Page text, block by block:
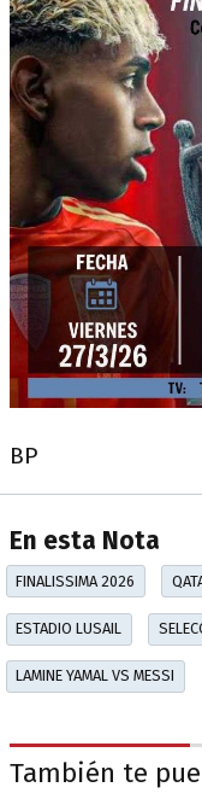
BP
En esta Nota
FINALISSIMA 2026
ESTADIO LUSAIL
LAMINE YAMAL VS MESSI
También te